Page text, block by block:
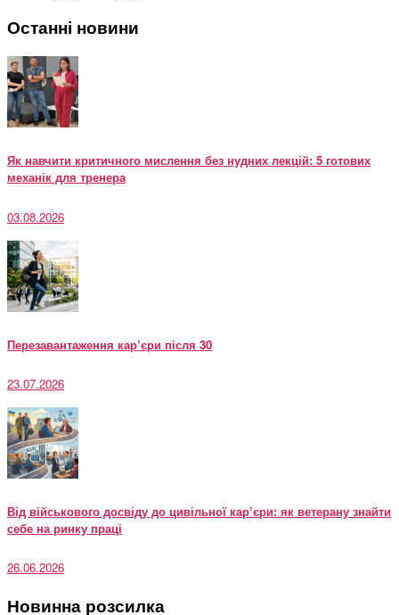
Останні новини
Як навчити критичного мислення без нудних лекцій: 5 готових
механік для тренера
03.08.2026
Перезавантаження кар’єри після 30
23.07.2026
Від військового досвіду до цивільної кар’єри: як ветерану знайти
себе на ринку праці
26.06.2026
Новинна розсилка